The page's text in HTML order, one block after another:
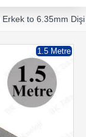
to 6.35mm
1.5 Metre